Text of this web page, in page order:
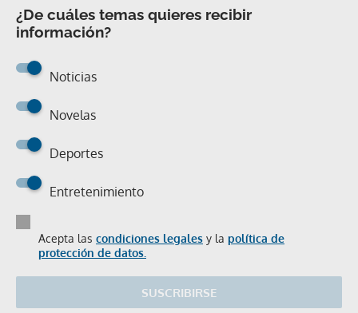
¿De cuáles temas quieres recibir
información?
Noticias
Novelas
Deportes
Entretenimiento
Acepta las condiciones legales y la política de
protección de datos.
SUSCRIBIRSE